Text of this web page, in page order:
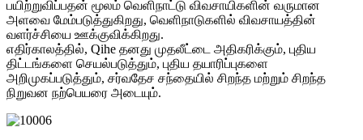
பயிற்றுவிப்பதன் மூலம் வெளிநாட்டு விவசாயிகளின் வருமான
அளவை மேம்படுத்துகிறது, வெளிநாடுகளில் விவசாயத்தின்
வளர்ச்சியை ஊக்குவிக்கிறது.
எதிர்காலத்தில், Qihe தனது முதலீட்டை அதிகரிக்கும், புதிய
திட்டங்களை செயல்படுத்தும், புதிய தயாரிப்புகளை
அறிமுகப்படுத்தும், சர்வதேச சந்தையில் சிறந்த மற்றும் சிறந்த
நிறுவன நற்பெயரை அடையும்.